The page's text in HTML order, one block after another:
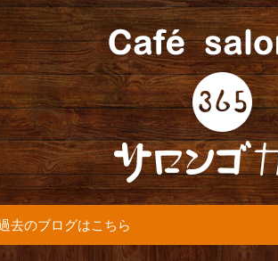
365(サロ
カフェ』より最新情報を
去のブログはこちら